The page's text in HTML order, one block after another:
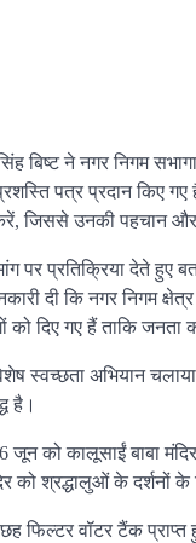
बिष्ट ने नगर निगम
पत्र प्रदान किए
जिससे उनकी पहचान और
पर प्रतिक्रिया देते हुए
दी कि नगर निगम
को दिए गए हैं ताकि
स्वच्छता अभियान
है।
को कालूसाईं बाबा
को श्रद्धालुओं के दर्शनों के
फिल्टर वॉटर टैंक